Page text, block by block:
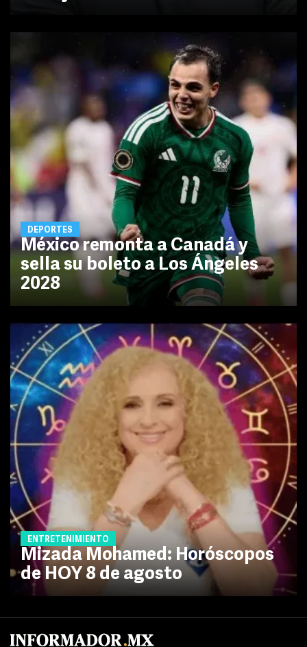
DEPORTES
México remonta a Canadá y
sella su boleto a Los Ángeles
2028
ENTRETENIMIENTO
Mizada Mohamed: Horóscopos
de HOY 8 de agosto